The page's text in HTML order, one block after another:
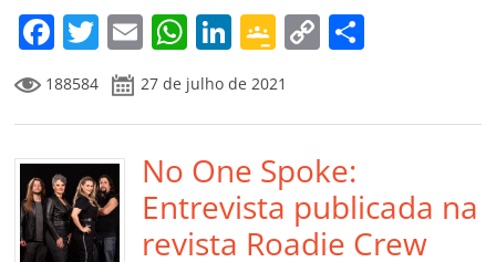
m
F
a
c
e
b
o
o
T
w
itt
er
E
m
ai
l
W
h
at
s
A
p
p
Li
n
k
e
dI
n
G
o
o
gl
e
Cl
a
C
y
Li
n
k
p
til
h
188584 27 de julho de 2021
No One Spoke:
Entrevista publicada na
revista Roadie Crew